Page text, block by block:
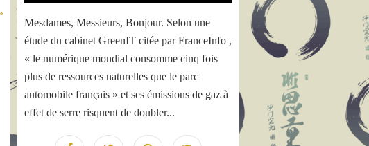
Mesdames, Messieurs, Bonjour. Selon une
étude du cabinet GreenIT citée par FranceInfo ,
« le numérique mondial consomme cinq fois
plus de ressources naturelles que le parc
automobile français » et ses émissions de gaz à
effet de serre risquent de doubler...